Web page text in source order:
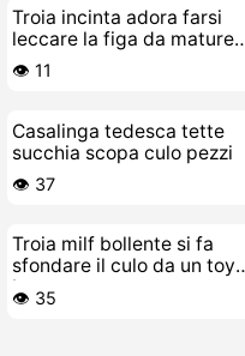
Troia incinta adora farsi
leccare la figa da mature
lesbicone
👁️ 11
Casalinga tedesca tette
succhia scopa culo pezzi
👁️ 37
Troia milf bollente si fa
sfondare il culo da un toy-
boy
👁️ 35